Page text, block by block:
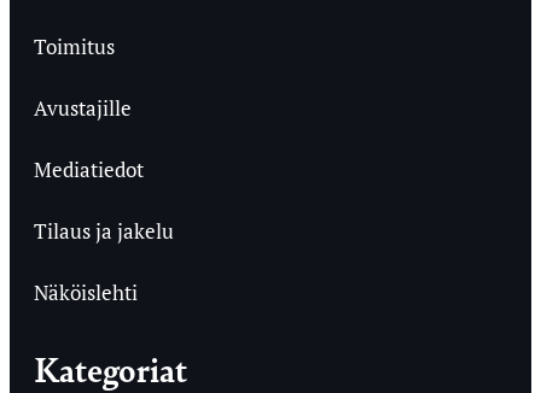
Toimitus
Avustajille
Mediatiedot
Tilaus ja jakelu
Näköislehti
Kategoriat